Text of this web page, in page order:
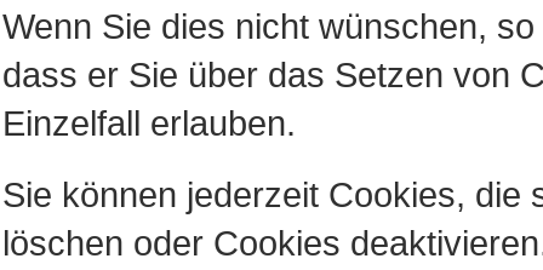
Wenn Sie dies nicht wünschen,
dass er Sie über das Setzen von
Einzelfall erlauben.
Sie können jederzeit Cookies, die
löschen oder Cookies